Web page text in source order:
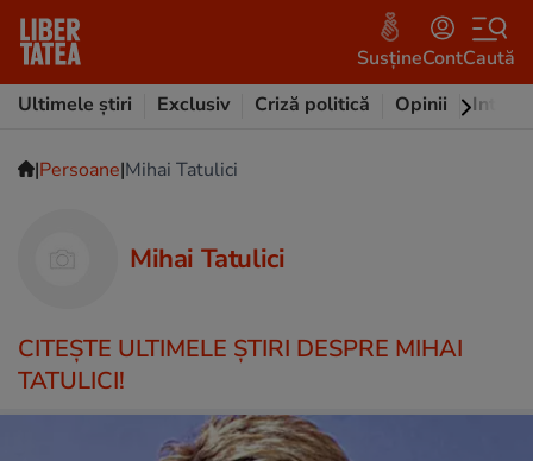
SusțineContCaută
Ultimele știri
Exclusiv Criză politică Opinii
|Persoane|Mihai Tatulici
Mihai Tatulici
CITEŞTE ULTIMELE ŞTIRI DESPRE MIHAI
TATULICI!